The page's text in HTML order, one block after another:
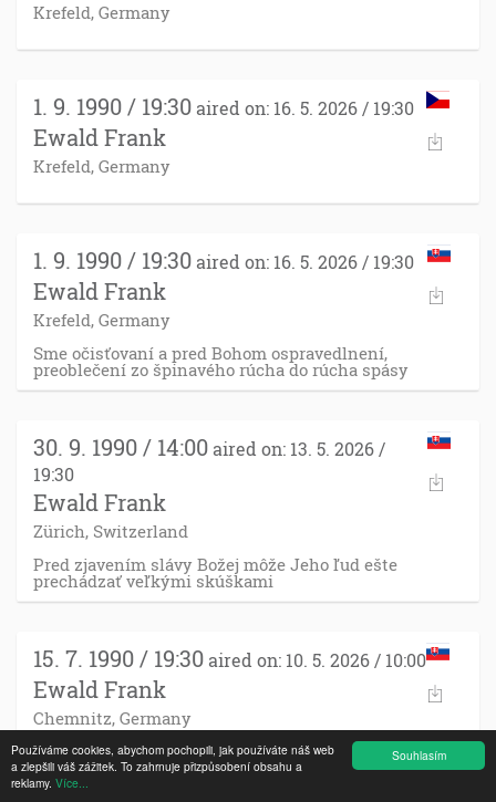
Souhlasím
Používáme cookies, abychom pochopili, jak používáte náš web
a zlepšili váš zážitek. To zahrnuje přizpůsobení obsahu a
reklamy. Více...
Krefeld, Germany
1. 9. 1990 / 19:30 aired on: 16. 5. 2026 / 19:30
Ewald Frank
Krefeld, Germany
1. 9. 1990 / 19:30 aired on: 16. 5. 2026 / 19:30
Ewald Frank
Krefeld, Germany
Sme očisťovaní a pred Bohom ospravedlnení,
preoblečení zo špinavého rúcha do rúcha spásy
30. 9. 1990 / 14:00 aired on: 13. 5. 2026 /
19:30
Ewald Frank
Zürich, Switzerland
Pred zjavením slávy Božej môže Jeho ľud ešte
prechádzať veľkými skúškami
15. 7. 1990 / 19:30 aired on: 10. 5. 2026 / 10:00
Ewald Frank
Chemnitz, Germany
O Božích zasľúbeniach, ktoré dal svojej Cirkvi